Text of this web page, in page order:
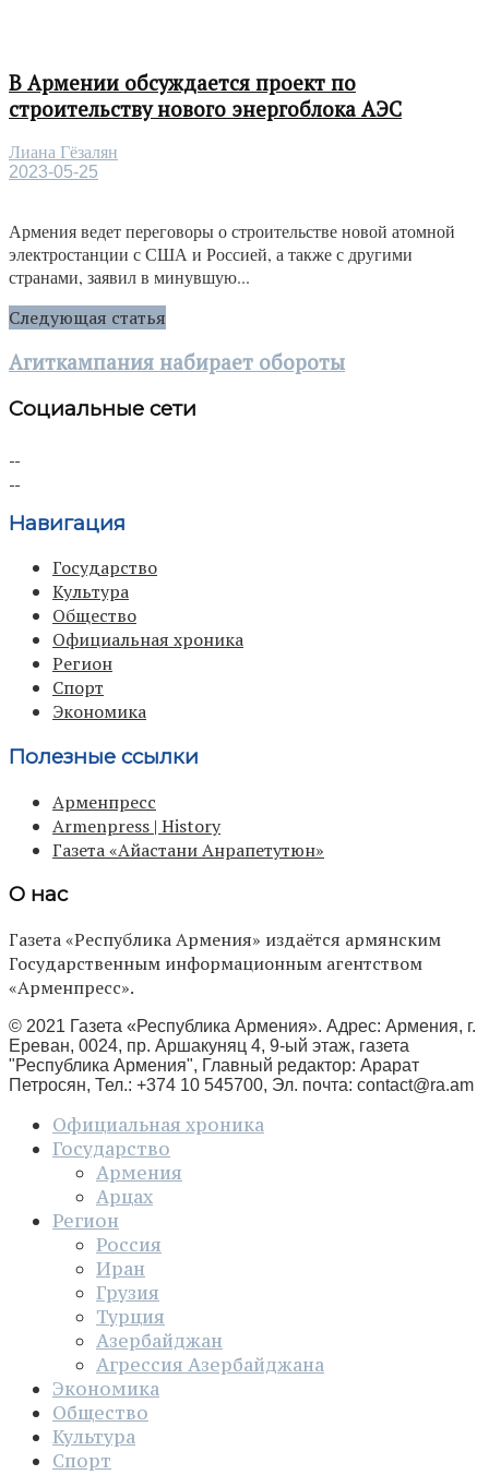
В Армении обсуждается проект по
строительству нового энергоблока АЭС
Лиана Гёзалян
2023-05-25
Армения ведет переговоры о строительстве новой атомной
электростанции с США и Россией, а также с другими
странами, заявил в минувшую...
Следующая статья
Агиткампания набирает обороты
Социальные сети
Навигация
Государство
Культура
Общество
Официальная хроника
Регион
Спорт
Экономика
Полезные ссылки
Арменпресс
Armenpress | History
Газета «Айастани Анрапетутюн»
О нас
Газета «Республика Армения» издаётся армянским
Государственным информационным агентством
«Арменпресс».
© 2021 Газета «Республика Армения». Адрес: Армения, г.
Ереван, 0024, пр. Аршакуняц 4, 9-ый этаж, газета
"Республика Армения", Главный редактор: Арарат
Петросян, Тел.: +374 10 545700, Эл. почта: contact@ra.am
Официальная хроника
Государство
Армения
Арцах
Регион
Россия
Иран
Грузия
Турция
Азербайджан
Агрессия Азербайджана
Экономика
Общество
Культура
Спорт